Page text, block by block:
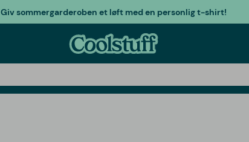
Giv sommergarderoben et løft med en personlig t-shirt!